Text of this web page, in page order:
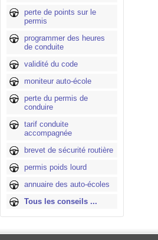
perte de points sur le
permis
programmer des heures
de conduite
validité du code
moniteur auto-école
perte du permis de
conduire
tarif conduite
accompagnée
brevet de sécurité routière
permis poids lourd
annuaire des auto-écoles
Tous les conseils ...